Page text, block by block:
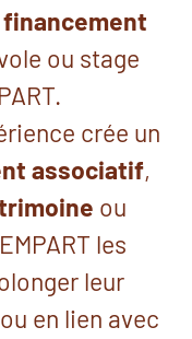
financement
ou stage
crée un
associatif,
ou
les
leur
en lien avec